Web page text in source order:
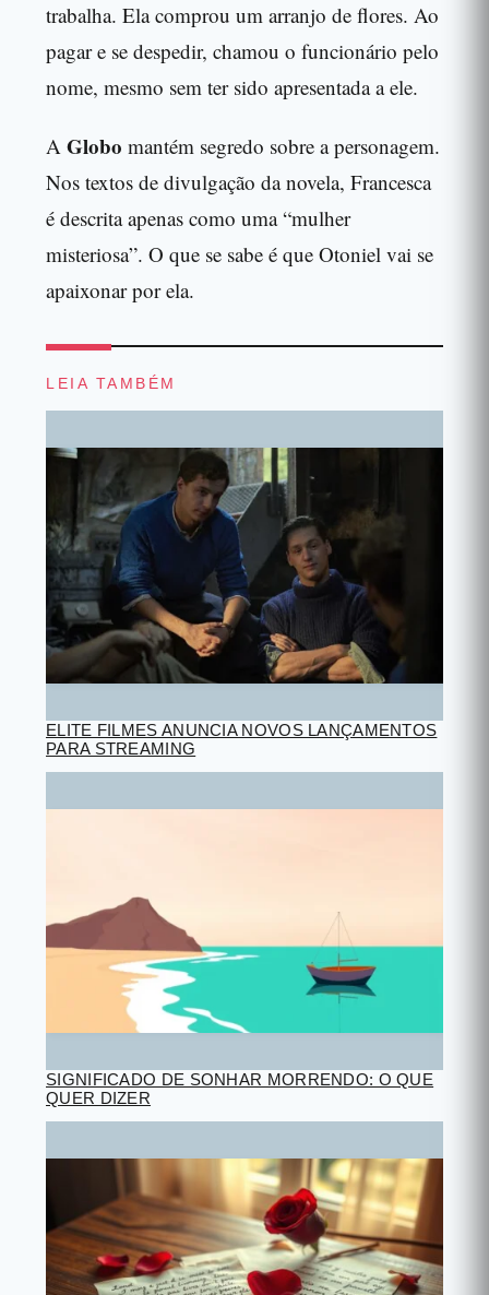
trabalha. Ela comprou um arranjo de flores. Ao
pagar e se despedir, chamou o funcionário pelo
nome, mesmo sem ter sido apresentada a ele.
A Globo mantém segredo sobre a personagem.
Nos textos de divulgação da novela, Francesca
é descrita apenas como uma “mulher
misteriosa”. O que se sabe é que Otoniel vai se
apaixonar por ela.
LEIA TAMBÉM
ELITE FILMES ANUNCIA NOVOS LANÇAMENTOS
PARA STREAMING
SIGNIFICADO DE SONHAR MORRENDO: O QUE
QUER DIZER